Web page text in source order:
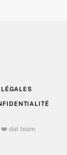
❤️ dal team